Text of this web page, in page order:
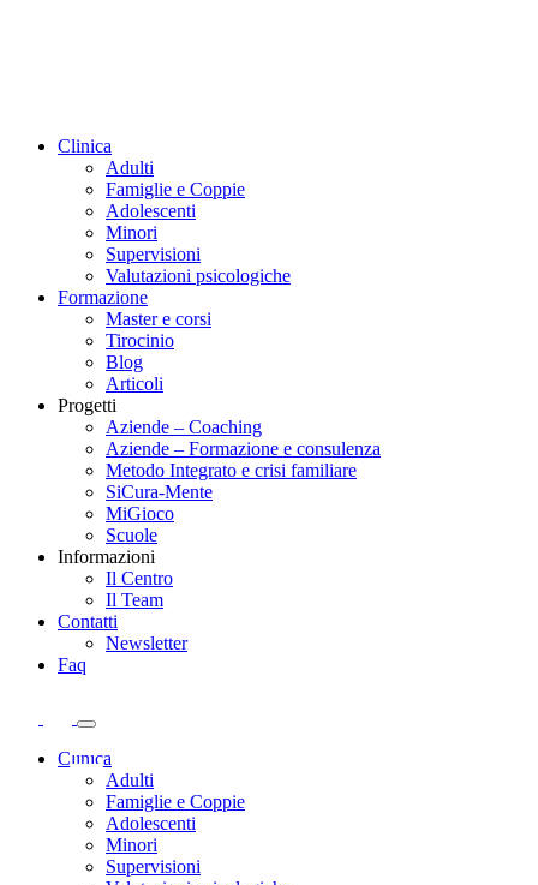
Clinica
Adulti
Famiglie e Coppie
Adolescenti
Minori
Supervisioni
Valutazioni psicologiche
Formazione
Master e corsi
Tirocinio
Blog
Articoli
Progetti
Aziende – Coaching
Aziende – Formazione e consulenza
Metodo Integrato e crisi familiare
SiCura-Mente
MiGioco
Scuole
Informazioni
Il Centro
Il Team
Contatti
Newsletter
Faq
Clinica
Adulti
Famiglie e Coppie
Adolescenti
Minori
Supervisioni